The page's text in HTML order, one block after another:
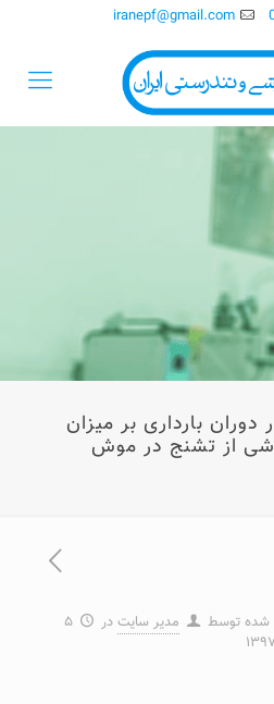
iranepf@gmail.com
بارداری بر میزان
از تشنج در موش
شده توسط مدیر سایت در
۵